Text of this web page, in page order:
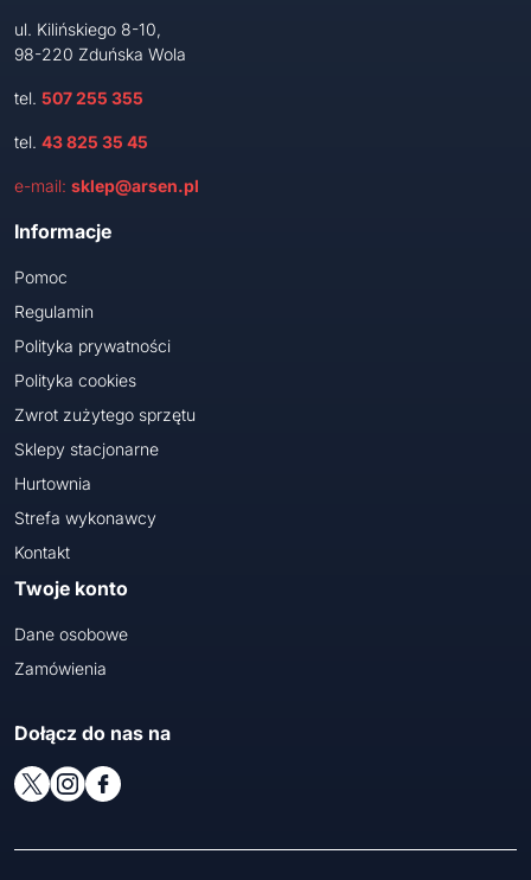
ul. Kilińskiego 8-10,
98-220 Zduńska Wola
tel. 507 255 355
tel. 43 825 35 45
e-mail: sklep@arsen.pl
Informacje
Pomoc
Regulamin
Polityka prywatności
Polityka cookies
Zwrot zużytego sprzętu
Sklepy stacjonarne
Hurtownia
Strefa wykonawcy
Kontakt
Twoje konto
Dane osobowe
Zamówienia
Dołącz do nas na